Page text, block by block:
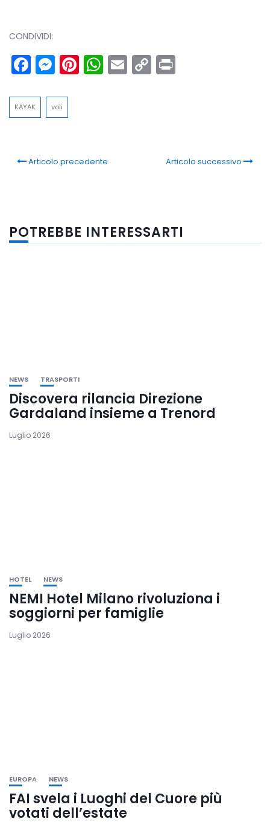
CONDIVIDI:
Facebook
Messenger
Pinterest
WhatsApp
Email
Copy
Link
KAYAK voli
Articolo precedente Articolo successivo
POTREBBE INTERESSARTI
NEWS TRASPORTI
Discovera rilancia Direzione
Gardaland insieme a Trenord
Luglio 2026
HOTEL NEWS
NEMI Hotel Milano rivoluziona i
soggiorni per famiglie
Luglio 2026
EUROPA NEWS
FAI svela i Luoghi del Cuore più
votati dell’estate